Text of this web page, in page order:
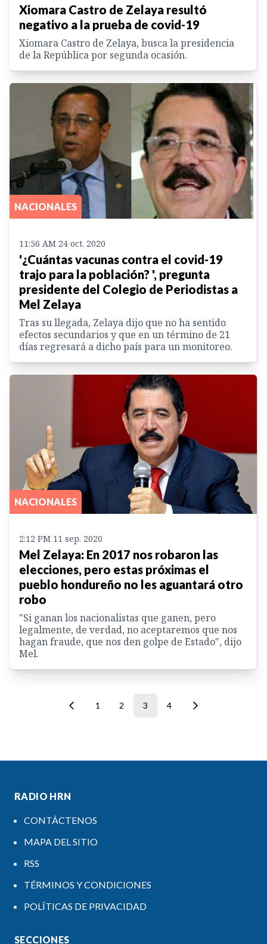
Xiomara Castro de Zelaya resultó
negativo a la prueba de covid-19
Xiomara Castro de Zelaya, busca la presidencia
de la República por segunda ocasión.
NACIONALES
11:56 AM 24 oct. 2020
'¿Cuántas vacunas contra el covid-19
trajo para la población? ', pregunta
presidente del Colegio de Periodistas a
Mel Zelaya
Tras su llegada, Zelaya dijo que no ha sentido
efectos secundarios y que en un término de 21
días regresará a dicho país para un monitoreo.
NACIONALES
2:12 PM 11 sep. 2020
Mel Zelaya: En 2017 nos robaron las
elecciones, pero estas próximas el
pueblo hondureño no les aguantará otro
robo
"Si ganan los nacionalistas que ganen, pero
legalmente, de verdad, no aceptaremos que nos
hagan fraude, que nos den golpe de Estado", dijo
Mel.
1 2 3 4
RADIO HRN
CONTÁCTENOS
MAPA DEL SITIO
RSS
TÉRMINOS Y CONDICIONES
POLÍTICAS DE PRIVACIDAD
SECCIONES